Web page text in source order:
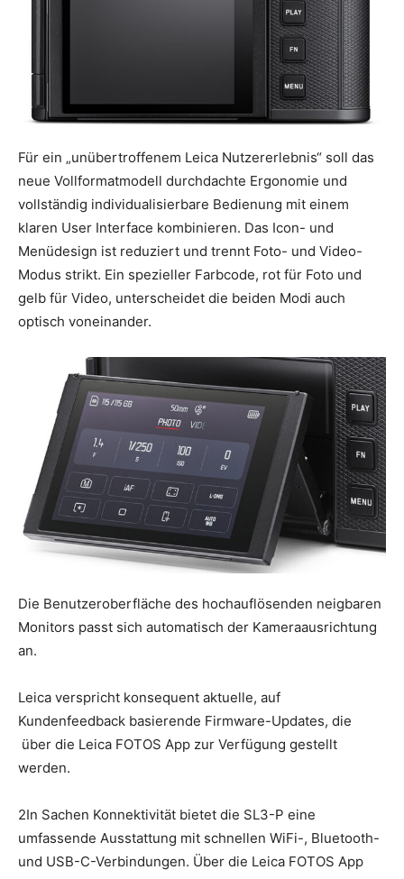
Für ein „unübertroffenem Leica Nutzererlebnis“ soll das
neue Vollformatmodell durchdachte Ergonomie und
vollständig individualisierbare Bedienung mit einem
klaren User Interface kombinieren. Das Icon- und
Menüdesign ist reduziert und trennt Foto- und Video-
Modus strikt. Ein spezieller Farbcode, rot für Foto und
gelb für Video, unterscheidet die beiden Modi auch
optisch voneinander.
Die Benutzeroberfläche des hochauflösenden neigbaren
Monitors passt sich automatisch der Kameraausrichtung
an.
Leica verspricht konsequent aktuelle, auf
Kundenfeedback basierende Firmware-Updates, die
über die Leica FOTOS App zur Verfügung gestellt
werden.
2In Sachen Konnektivität bietet die SL3-P eine
umfassende Ausstattung mit schnellen WiFi-, Bluetooth-
und USB-C-Verbindungen. Über die Leica FOTOS App